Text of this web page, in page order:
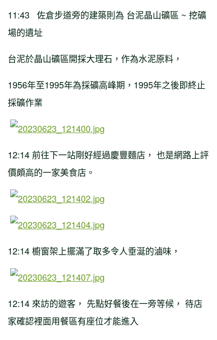
11:43 佐倉步道旁的建築則為 台泥晶山礦區 ~ 挖礦
場的遺址
台泥於晶山礦區開採大理石，作為水泥原料，
1956年至1995年為採礦高峰期，1995年之後即終止
採礦作業
12:14 前往下一站剛好經過慶豐麵店， 也是網路上評
價頗高的一家美食店。
12:14 櫥窗架上擺滿了取多令人垂涎的滷味，
12:14 來訪的遊客， 先點好餐後在一旁等候， 待店
家確認裡面用餐區有座位才能進入